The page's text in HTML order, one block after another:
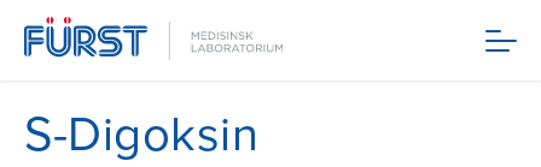
Meny
S-Digoksin